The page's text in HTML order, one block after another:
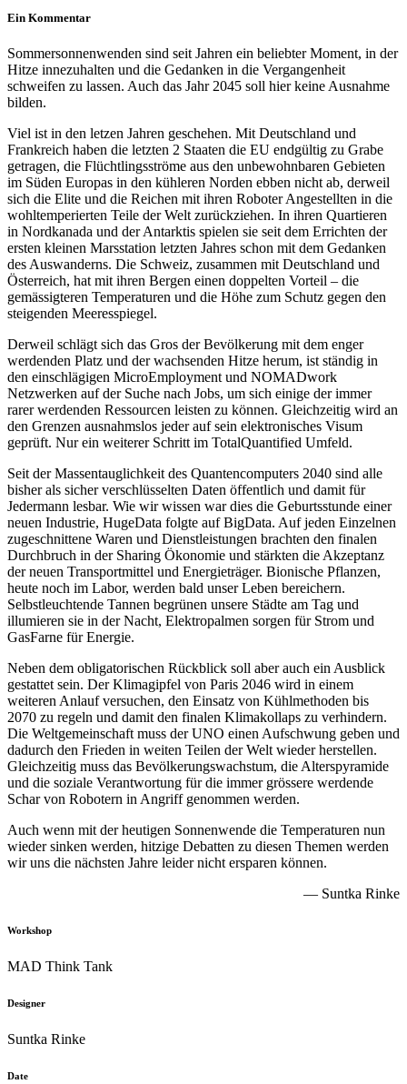
Ein Kommentar
Sommersonnenwenden sind seit Jahren ein beliebter Moment, in der
Hitze innezuhalten und die Gedanken in die Vergangenheit
schweifen zu lassen. Auch das Jahr 2045 soll hier keine Ausnahme
bilden.
Viel ist in den letzen Jahren geschehen. Mit Deutschland und
Frankreich haben die letzten 2 Staaten die EU endgültig zu Grabe
getragen, die Flüchtlingsströme aus den unbewohnbaren Gebieten
im Süden Europas in den kühleren Norden ebben nicht ab, derweil
sich die Elite und die Reichen mit ihren Roboter Angestellten in die
wohltemperierten Teile der Welt zurückziehen. In ihren Quartieren
in Nordkanada und der Antarktis spielen sie seit dem Errichten der
ersten kleinen Marsstation letzten Jahres schon mit dem Gedanken
des Auswanderns. Die Schweiz, zusammen mit Deutschland und
Österreich, hat mit ihren Bergen einen doppelten Vorteil – die
gemässigteren Temperaturen und die Höhe zum Schutz gegen den
steigenden Meeresspiegel.
Derweil schlägt sich das Gros der Bevölkerung mit dem enger
werdenden Platz und der wachsenden Hitze herum, ist ständig in
den einschlägigen MicroEmployment und NOMADwork
Netzwerken auf der Suche nach Jobs, um sich einige der immer
rarer werdenden Ressourcen leisten zu können. Gleichzeitig wird an
den Grenzen ausnahmslos jeder auf sein elektronisches Visum
geprüft. Nur ein weiterer Schritt im TotalQuantified Umfeld.
Seit der Massentauglichkeit des Quantencomputers 2040 sind alle
bisher als sicher verschlüsselten Daten öffentlich und damit für
Jedermann lesbar. Wie wir wissen war dies die Geburtsstunde einer
neuen Industrie, HugeData folgte auf BigData. Auf jeden Einzelnen
zugeschnittene Waren und Dienstleistungen brachten den finalen
Durchbruch in der Sharing Ökonomie und stärkten die Akzeptanz
der neuen Transportmittel und Energieträger. Bionische Pflanzen,
heute noch im Labor, werden bald unser Leben bereichern.
Selbstleuchtende Tannen begrünen unsere Städte am Tag und
illumieren sie in der Nacht, Elektropalmen sorgen für Strom und
GasFarne für Energie.
Neben dem obligatorischen Rückblick soll aber auch ein Ausblick
gestattet sein. Der Klimagipfel von Paris 2046 wird in einem
weiteren Anlauf versuchen, den Einsatz von Kühlmethoden bis
2070 zu regeln und damit den finalen Klimakollaps zu verhindern.
Die Weltgemeinschaft muss der UNO einen Aufschwung geben und
dadurch den Frieden in weiten Teilen der Welt wieder herstellen.
Gleichzeitig muss das Bevölkerungswachstum, die Alterspyramide
und die soziale Verantwortung für die immer grössere werdende
Schar von Robotern in Angriff genommen werden.
Auch wenn mit der heutigen Sonnenwende die Temperaturen nun
wieder sinken werden, hitzige Debatten zu diesen Themen werden
wir uns die nächsten Jahre leider nicht ersparen können.
— Suntka Rinke
Workshop
MAD Think Tank
Designer
Suntka Rinke
Date